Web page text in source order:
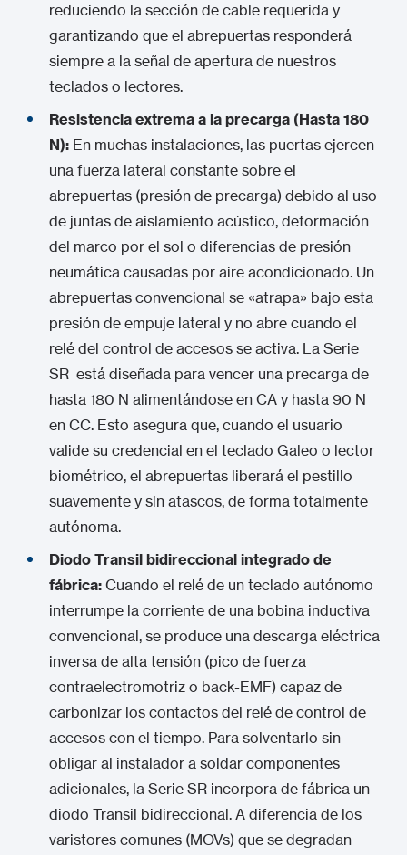
reduciendo la sección de cable requerida y
garantizando que el abrepuertas responderá
siempre a la señal de apertura de nuestros
teclados o lectores.
Resistencia extrema a la precarga (Hasta 180
N): En muchas instalaciones, las puertas ejercen
una fuerza lateral constante sobre el
abrepuertas (presión de precarga) debido al uso
de juntas de aislamiento acústico, deformación
del marco por el sol o diferencias de presión
neumática causadas por aire acondicionado. Un
abrepuertas convencional se «atrapa» bajo esta
presión de empuje lateral y no abre cuando el
relé del control de accesos se activa. La Serie
SR está diseñada para vencer una precarga de
hasta 180 N alimentándose en CA y hasta 90 N
en CC. Esto asegura que, cuando el usuario
valide su credencial en el teclado Galeo o lector
biométrico, el abrepuertas liberará el pestillo
suavemente y sin atascos, de forma totalmente
autónoma.
Diodo Transil bidireccional integrado de
fábrica: Cuando el relé de un teclado autónomo
interrumpe la corriente de una bobina inductiva
convencional, se produce una descarga eléctrica
inversa de alta tensión (pico de fuerza
contraelectromotriz o back-EMF) capaz de
carbonizar los contactos del relé de control de
accesos con el tiempo. Para solventarlo sin
obligar al instalador a soldar componentes
adicionales, la Serie SR incorpora de fábrica un
diodo Transil bidireccional. A diferencia de los
varistores comunes (MOVs) que se degradan